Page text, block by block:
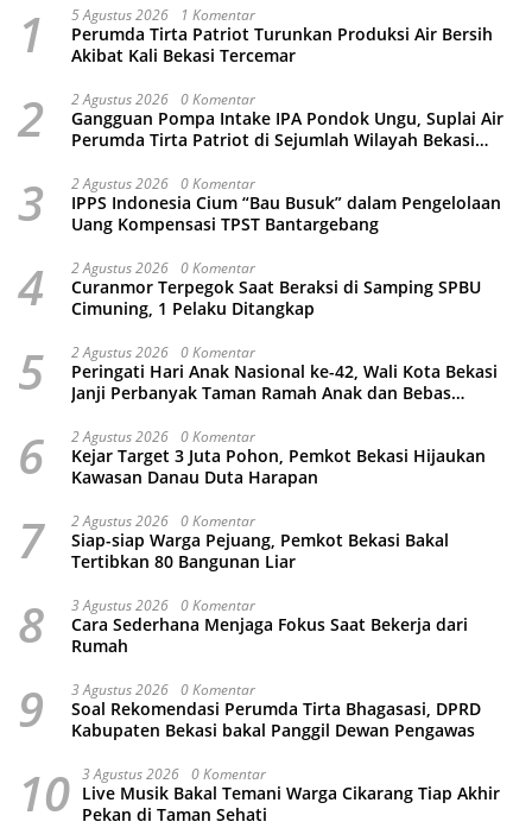
1 5 Agustus 2026 1 Komentar
Perumda Tirta Patriot Turunkan Produksi Air Bersih
Akibat Kali Bekasi Tercemar
2 2 Agustus 2026 0 Komentar
Gangguan Pompa Intake IPA Pondok Ungu, Suplai Air
Perumda Tirta Patriot di Sejumlah Wilayah Bekasi
3 2 Agustus 2026 0 Komentar
IPPS Indonesia Cium “Bau Busuk” dalam Pengelolaan
Uang Kompensasi TPST Bantargebang
4 2 Agustus 2026 0 Komentar
Curanmor Terpegok Saat Beraksi di Samping SPBU
Cimuning, 1 Pelaku Ditangkap
5 2 Agustus 2026 0 Komentar
Peringati Hari Anak Nasional ke-42, Wali Kota Bekasi
Janji Perbanyak Taman Ramah Anak dan Bebas
6 2 Agustus 2026 0 Komentar
Kejar Target 3 Juta Pohon, Pemkot Bekasi Hijaukan
Kawasan Danau Duta Harapan
7 2 Agustus 2026 0 Komentar
Siap-siap Warga Pejuang, Pemkot Bekasi Bakal
Tertibkan 80 Bangunan Liar
8 3 Agustus 2026 0 Komentar
Cara Sederhana Menjaga Fokus Saat Bekerja dari
Rumah
9 3 Agustus 2026 0 Komentar
Soal Rekomendasi Perumda Tirta Bhagasasi, DPRD
Kabupaten Bekasi bakal Panggil Dewan Pengawas
10 3 Agustus 2026 0 Komentar
Live Musik Bakal Temani Warga Cikarang Tiap Akhir
Pekan di Taman Sehati